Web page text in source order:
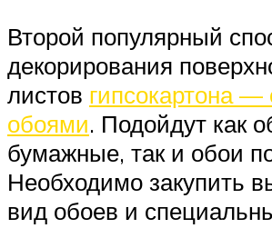
Второй популярный
декорирования
листов гипсокартона —
обоями. Подойдут как
бумажные, так и обои
Необходимо закупить
вид обоев и